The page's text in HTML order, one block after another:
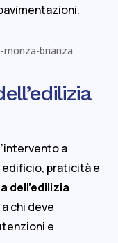
a
praticità e
dell’edilizia
chi deve
e